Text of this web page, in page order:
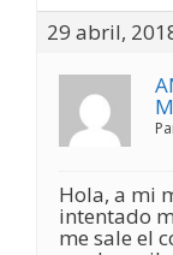
29 abril,
Hola, a mi
intentado
me sale el